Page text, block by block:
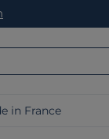
in France